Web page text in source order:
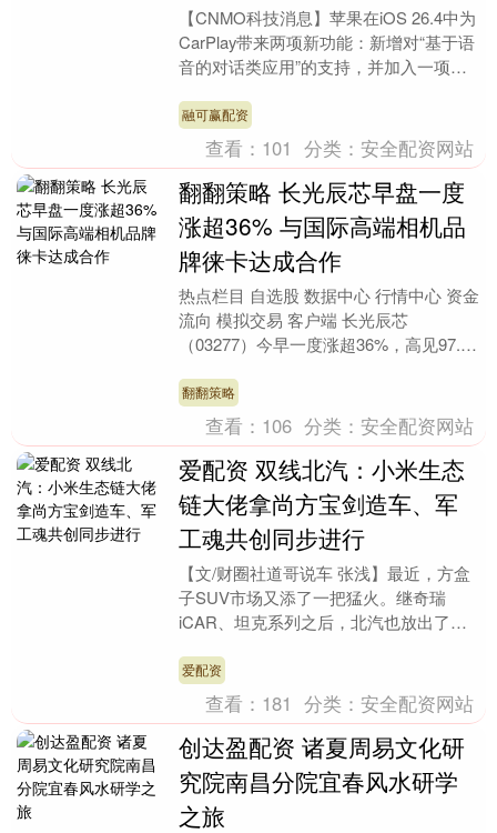
【CNMO科技消息】苹果在iOS 26.4中为
CarPlay带来两项新功能：新增对“基于语
音的对话类应用”的支持，并加入一项新
融可赢配资
查看： 101 分类：安全配资网站
翻翻策略 长光辰芯早盘一度
涨超36% 与国际高端相机品
牌徕卡达成合作
热点栏目 自选股 数据中心 行情中心 资金
流向 模拟交易 客户端 长光辰芯
（03277）今早一度涨超36%，高见97.8
23....
翻翻策略
查看： 106 分类：安全配资网站
爱配资 双线北汽：小米生态
链大佬拿尚方宝剑造车、军
工魂共创同步进行
【文/财圈社道哥说车 张浅】最近，方盒
子SUV市场又添了一把猛火。继奇瑞
iCAR、坦克系列之后，北汽也放出了一
人”。很多人第一....
爱配资
查看： 181 分类：安全配资网站
创达盈配资 诸夏周易文化研
究院南昌分院宜春风水研学
之旅